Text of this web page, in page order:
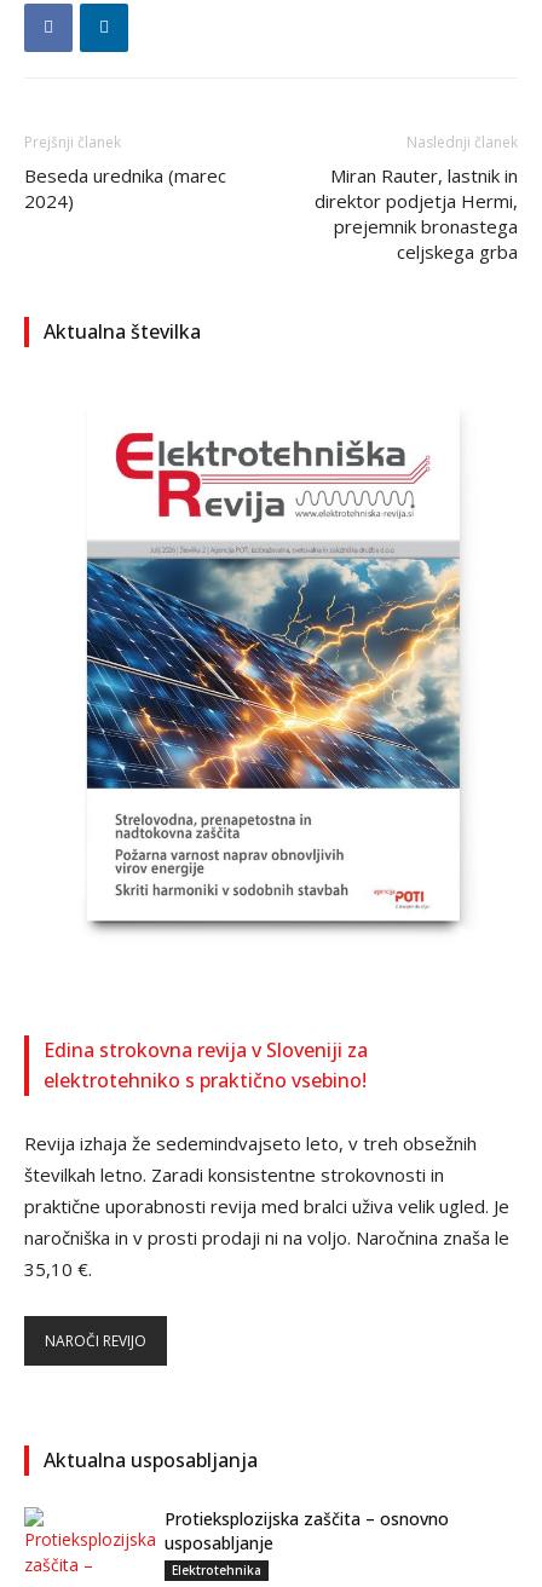
Prejšnji članek
Beseda urednika (marec
2024)
Naslednji članek
Miran Rauter, lastnik in
direktor podjetja Hermi,
prejemnik bronastega
celjskega grba
Aktualna številka
Edina strokovna revija v Sloveniji za
elektrotehniko s praktično vsebino!
Revija izhaja že sedemindvajseto leto, v treh obsežnih
številkah letno. Zaradi konsistentne strokovnosti in
praktične uporabnosti revija med bralci uživa velik ugled. Je
naročniška in v prosti prodaji ni na voljo. Naročnina znaša le
35,10 €.
NAROČI REVIJO
Aktualna usposabljanja
Protieksplozijska zaščita – osnovno
usposabljanje
Elektrotehnika